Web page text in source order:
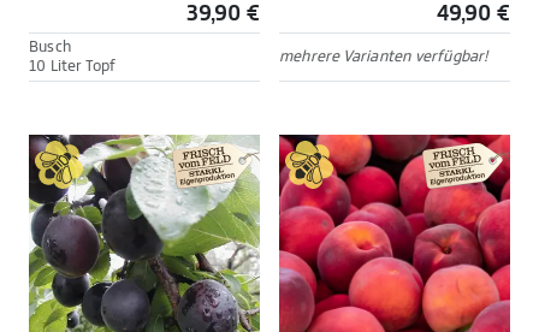
39,90 €
Busch
10 Liter Topf
49,90 €
mehrere Varianten verfügbar!